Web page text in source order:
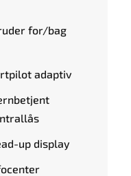
for/bag
adaptiv
up display